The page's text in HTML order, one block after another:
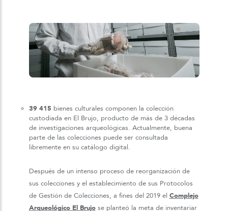
39 415 bienes culturales componen la colección
custodiada en El Brujo, producto de más de 3 décadas
de investigaciones arqueológicas. Actualmente, buena
parte de las colecciones puede ser consultada
libremente en su catálogo digital.
Después de un intenso proceso de reorganización de
sus colecciones y el establecimiento de sus Protocolos
de Gestión de Colecciones, a fines del 2019 el Complejo
Arqueológico El Brujose planteó la meta de inventariar